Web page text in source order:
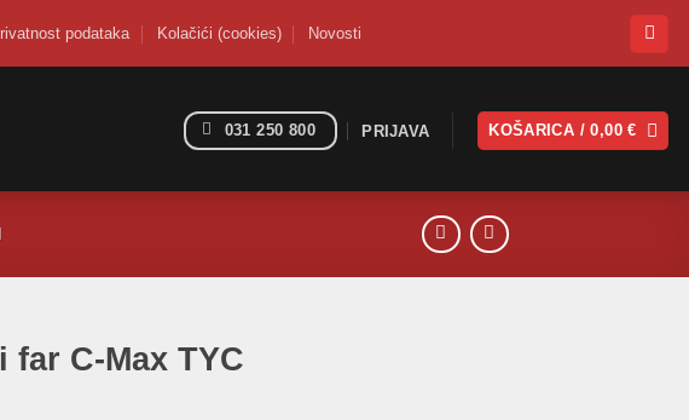
podataka Kolačići (cookies) Novosti
031 250 800 PRIJAVA KOŠARICA /0,00€
far C-Max TYC